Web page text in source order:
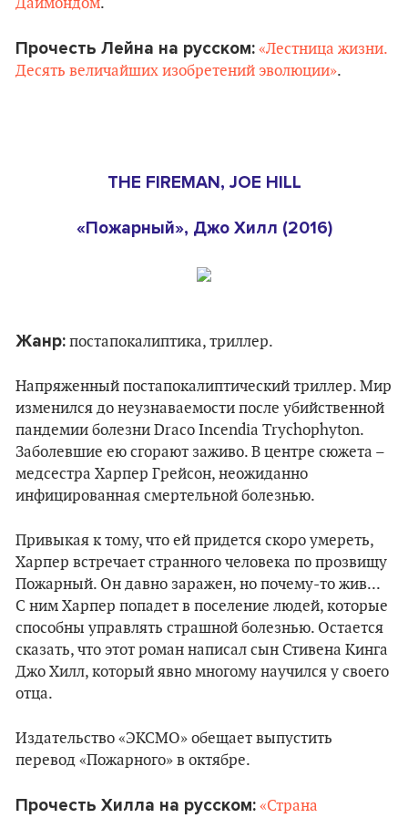
Даймондом.
Прочесть Лейна на русском: «Лестница жизни.
Десять величайших изобретений эволюции».
THE FIREMAN, JOE HILL
«Пожарный», Джо Хилл (2016)
Жанр: постапокалиптика, триллер.
Напряженный постапокалиптический триллер. Мир
изменился до неузнаваемости после убийственной
пандемии болезни Draco Incendia Trychophyton.
Заболевшие ею сгорают заживо. В центре сюжета –
медсестра Харпер Грейсон, неожиданно
инфицированная смертельной болезнью.
Привыкая к тому, что ей придется скоро умереть,
Харпер встречает странного человека по прозвищу
Пожарный. Он давно заражен, но почему-то жив...
С ним Харпер попадет в поселение людей, которые
способны управлять страшной болезнью. Остается
сказать, что этот роман написал сын Стивена Кинга
Джо Хилл, который явно многому научился у своего
отца.
Издательство «ЭКСМО» обещает выпустить
перевод «Пожарного» в октябре.
Прочесть Хилла на русском: «Страна